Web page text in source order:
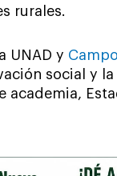
rurales.
UNAD y
social y
academia,